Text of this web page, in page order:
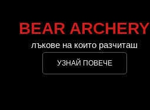
BEAR ARCHERY
лъкове на които разчиташ
УЗНАЙ ПОВЕЧЕ